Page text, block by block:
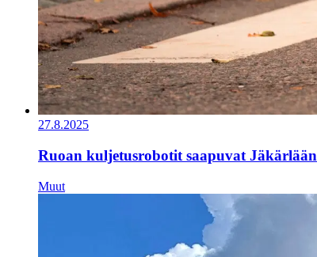
27.8.2025
Ruoan kuljetusrobotit saapuvat Jäkärlään
Muut